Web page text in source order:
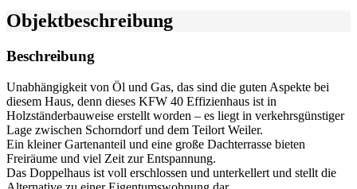
Objekt­beschreibung
Beschreibung
Unabhängigkeit von Öl und Gas, das sind die guten Aspekte bei
diesem Haus, denn dieses KFW 40 Effizienhaus ist in
Holzständerbauweise erstellt worden – es liegt in verkehrsgünstiger
Lage zwischen Schorndorf und dem Teilort Weiler.
Ein kleiner Gartenanteil und eine große Dachterrasse bieten
Freiräume und viel Zeit zur Entspannung.
Das Doppelhaus ist voll erschlossen und unterkellert und stellt die